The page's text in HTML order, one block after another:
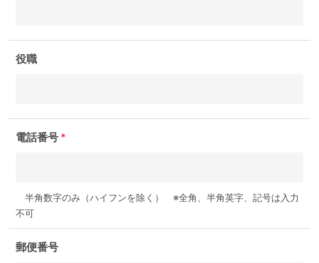
役職
電話番号 *
半角数字のみ（ハイフンを除く） ※全角、半角英字、記号は入力
不可
郵便番号